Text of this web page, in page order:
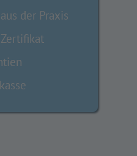
der Praxis